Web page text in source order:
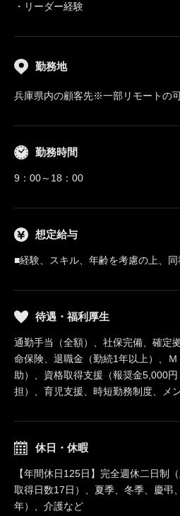
・リーダー経験
勤務地
兵庫県内の顧客先※一部リモートの
勤務時間
9：00～18：00
想定給与
■経験、スキル、年齢を考慮の上、
待遇・福利厚生
通勤手当（全額）、社保完備、確定
命保険、退職金（勤続1年以上）、
助）、資格取得支援（報奨金5,000
担）、育児支援、時短勤務制度、メ
休日・休暇
【年間休日125日】完全週休二日制
取得日数17日）、夏季、冬季、慶弔
年）、介護など